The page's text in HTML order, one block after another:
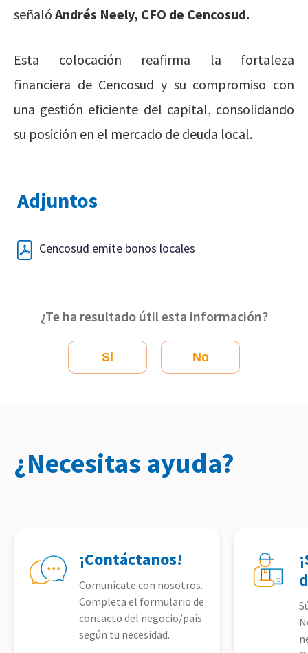
señaló Andrés Neely, CFO de Cencosud.
Esta colocación reafirma la fortaleza
financiera de Cencosud y su compromiso con
una gestión eficiente del capital, consolidando
su posición en el mercado de deuda local.
Adjuntos
Cencosud emite bonos locales
¿Te ha resultado útil esta información?
Sí No
¿Necesitas ayuda?
¡Contáctanos!
Comunícate con nosotros.
Completa el formulario de
contacto del negocio/país
según tu necesidad.